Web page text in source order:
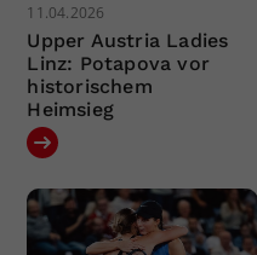
11.04.2026
Upper Austria Ladies
Linz: Potapova vor
historischem
Heimsieg